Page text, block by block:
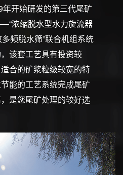
开始研发的第三代尾矿
浓缩脱水型水力旋流器
频脱水筛”联合机组系统
该套工艺具有投资较
合的矿浆粒级较宽的特
能的工艺系统完成尾矿
是您尾矿处理的较好选